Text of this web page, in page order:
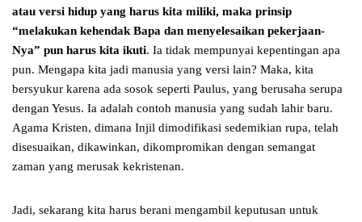
atau versi hidup yang harus kita miliki, maka prinsip
“melakukan kehendak Bapa dan menyelesaikan pekerjaan-
Nya” pun harus kita ikuti. Ia tidak mempunyai kepentingan apa
pun. Mengapa kita jadi manusia yang versi lain? Maka, kita
bersyukur karena ada sosok seperti Paulus, yang berusaha serupa
dengan Yesus. Ia adalah contoh manusia yang sudah lahir baru.
Agama Kristen, dimana Injil dimodifikasi sedemikian rupa, telah
disesuaikan, dikawinkan, dikompromikan dengan semangat
zaman yang merusak kekristenan.
Jadi, sekarang kita harus berani mengambil keputusan untuk